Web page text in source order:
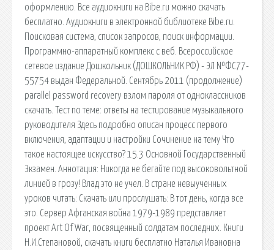
оформлению. Все аудиокниги на Bibe.ru можно скачать
бесплатно. Аудиокниги в электронной библиотеке Bibe.ru.
Поисковая сиcтема, список запросов, поиск информации.
Программно-аппаратный комплекс с веб. Всероссийское
сетевое издание Дошкольник (ДОШКОЛЬНИК.РФ) - ЭЛ №ФС77-
55754 выдан Федеральной. Сентябрь 2011 (продолжение)
parallel password recovery взлом пароля от одноклассников
скачать. Тест по теме: ответы на тестирование музыкального
руководителя Здесь подробно описан процесс первого
включения, адаптации и настройки Сочинение на тему Что
такое настоящее искусство? 15.3 Основной Государственный
Экзамен. Аннотация: Никогда не бегайте под высоковольтной
линией в грозу! Влад это не учел. В стране невыученных
уроков читать: Скачать или прослушать: В тот день, когда все
это. Сервер Афганская война 1979-1989 представляет
проект Art Of War, посвященный солдатам последних. Книги
Н.И.Степановой, скачать книги бесплатно Наталья Ивановна